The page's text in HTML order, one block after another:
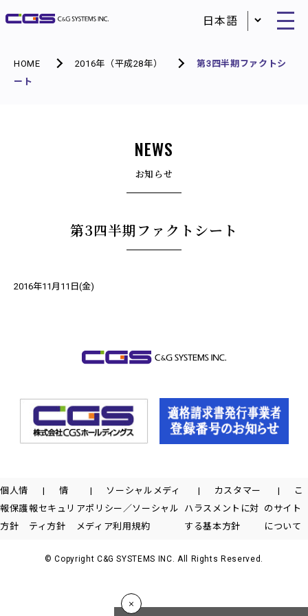
HOME 2016年（平成28年）
第3四半期ファクトシ
ート
NEWS
お知らせ
第3四半期ファクトシート
2016年11月11日(金)
個人情
報保護
方針
情
報セキュリ
ティ方針
ソーシャルメディ
アポリシー／ソーシャル
メディア利用規約
カスタマー
ハラスメントに対
する基本方針
こ
のサイト
について
© Copyright C&G SYSTEMS INC. All Rights Reserved.